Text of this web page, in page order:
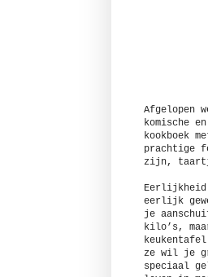
Afgelopen
komische
kookboek
prachtige
zijn,
eerlijk
je
kilo’s,
ze wil je
speciaal